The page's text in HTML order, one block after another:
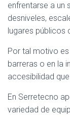
enfrentarse a un
desniveles,
lugares públicos
Por tal motivo
barreras o en la
accesibilidad
En Serretecno
variedad de